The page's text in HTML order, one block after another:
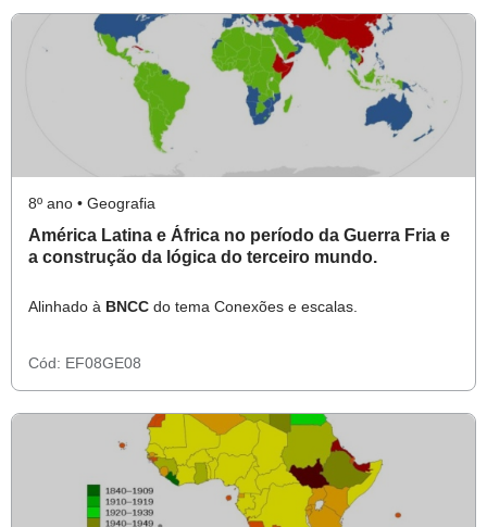
8º ano • Geografia
América Latina e África no período da Guerra Fria e
a construção da lógica do terceiro mundo.
Alinhado à BNCC do tema Conexões e escalas.
Cód: EF08GE08